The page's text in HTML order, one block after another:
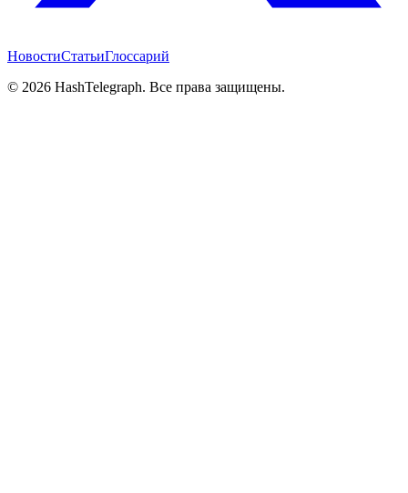
НовостиСтатьиГлоссарий
© 2026 HashTelegraph. Все права защищены.